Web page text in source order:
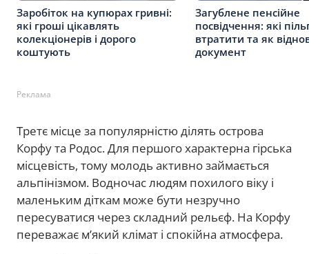
Заробіток на купюрах гривні:
які гроші цікавлять
колекціонерів і дорого
коштують
Загублене пенсійне
посвідчення: які
втратити та як
документ
Реклама
Третє місце за популярністю ділять острова
Корфу та Родос. Для першого характерна гірська
місцевість, тому молодь активно займається
альпінізмом. Водночас людям похилого віку і
маленьким діткам може бути незручно
пересуватися через складний рельєф. На Корфу
переважає м’який клімат і спокійна атмосфера.